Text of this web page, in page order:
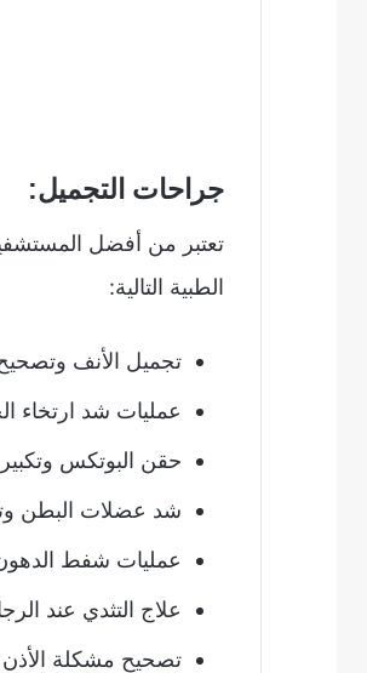
جراحات التجميل:
تعتبر من أفضل
الطبية التالية:
تجميل الأنف
عمليات شد ارتخاء
حقن البوتكس
شد عضلات البطن
عمليات شفط
علاج التثدي عند
تصحيح مشكلة الأذن